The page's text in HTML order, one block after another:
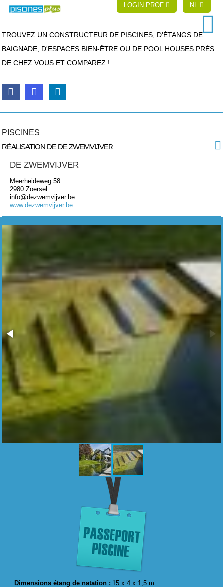
LOGIN PROF NL
TROUVEZ UN CONSTRUCTEUR DE PISCINES, D'ÉTANGS DE
BAIGNADE, D'ESPACES BIEN-ÊTRE OU DE POOL HOUSES PRÈS
DE CHEZ VOUS ET COMPAREZ !
PISCINES
RÉALISATION DE DE ZWEMVIJVER
DE ZWEMVIJVER
Meerheideweg 58
2980 Zoersel
info@dezwemvijver.be
www.dezwemvijver.be
Dimensions étang de natation : 15 x 4 x 1,5 m